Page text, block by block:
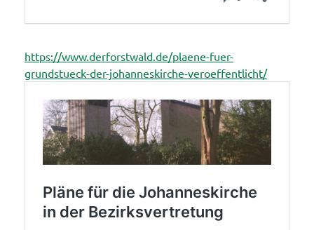
https://www.derforstwald.de/plaene-fuer-
grundstueck-der-johanneskirche-veroeffentlicht/:
zum